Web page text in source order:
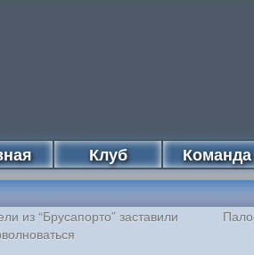
Клуб Команда
из “Брусапорто” заставили